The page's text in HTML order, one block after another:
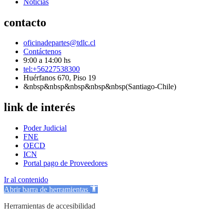
contacto
oficinadepartes@tdlc.cl
Contáctenos
9:00 a 14:00 hs
tel:+56227538300
Huérfanos 670, Piso 19
&nbsp&nbsp&nbsp&nbsp&nbsp(Santiago-Chile)
link de interés
Poder Judicial
FNE
OECD
ICN
Portal pago de Proveedores
Ir al contenido
Abrir barra de herramientas
Herramientas de accesibilidad